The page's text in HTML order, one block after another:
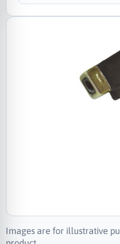
Images are for illustrative